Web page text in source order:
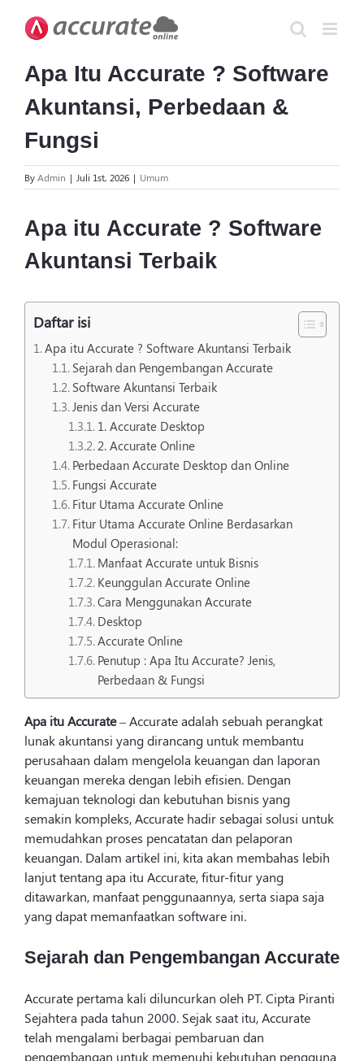
Apa Itu Accurate ? Software
Akuntansi, Perbedaan &
Fungsi
ByAdmin | Juli 1st, 2026 | Umum
Apa itu Accurate ? Software
Akuntansi Terbaik
Daftar isi
Apa itu Accurate ? Software Akuntansi Terbaik
Sejarah dan Pengembangan Accurate
Software Akuntansi Terbaik
Jenis dan Versi Accurate
1. Accurate Desktop
2. Accurate Online
Perbedaan Accurate Desktop dan Online
Fungsi Accurate
Fitur Utama Accurate Online
Fitur Utama Accurate Online Berdasarkan
Modul Operasional:
Manfaat Accurate untuk Bisnis
Keunggulan Accurate Online
Cara Menggunakan Accurate
Desktop
Accurate Online
Penutup : Apa Itu Accurate? Jenis,
Perbedaan & Fungsi
Apa itu Accurate– Accurate adalah sebuah perangkat
lunak akuntansi yang dirancang untuk membantu
perusahaan dalam mengelola keuangan dan laporan
keuangan mereka dengan lebih efisien. Dengan
kemajuan teknologi dan kebutuhan bisnis yang
semakin kompleks, Accurate hadir sebagai solusi untuk
memudahkan proses pencatatan dan pelaporan
keuangan. Dalam artikel ini, kita akan membahas lebih
lanjut tentang apa itu Accurate, fitur-fitur yang
ditawarkan, manfaat penggunaannya, serta siapa saja
yang dapat memanfaatkan software ini.
Sejarah dan Pengembangan Accurate
Accurate pertama kali diluncurkan oleh PT. Cipta Piranti
Sejahtera pada tahun 2000. Sejak saat itu, Accurate
telah mengalami berbagai pembaruan dan
pengembangan untuk memenuhi kebutuhan pengguna